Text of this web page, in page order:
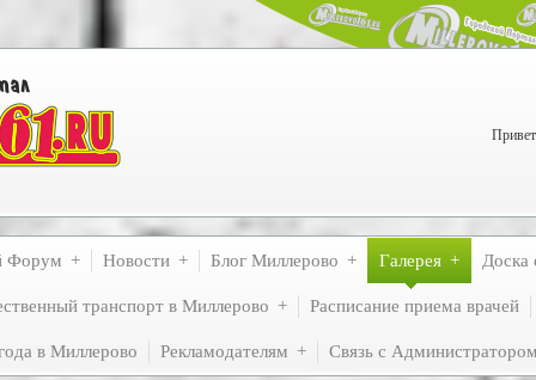
Форум Новости Блог Миллерово Галерея Доска
транспорт в Миллерово Расписание приема врачей
в Миллерово Рекламодателям Связь с